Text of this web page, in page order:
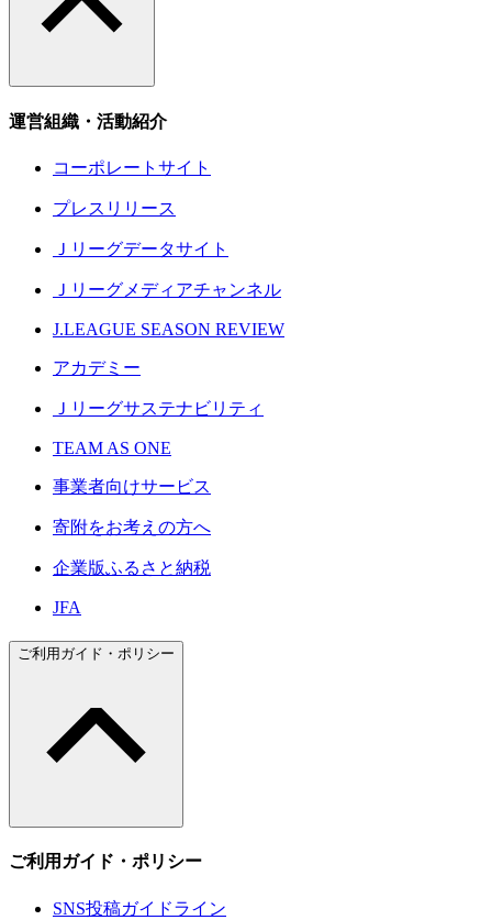
運営組織・活動紹介
コーポレートサイト
プレスリリース
Ｊリーグデータサイト
Ｊリーグメディアチャンネル
J.LEAGUE SEASON REVIEW
アカデミー
Ｊリーグサステナビリティ
TEAM AS ONE
事業者向けサービス
寄附をお考えの方へ
企業版ふるさと納税
JFA
ご利用ガイド・ポリシー
ご利用ガイド・ポリシー
SNS投稿ガイドライン